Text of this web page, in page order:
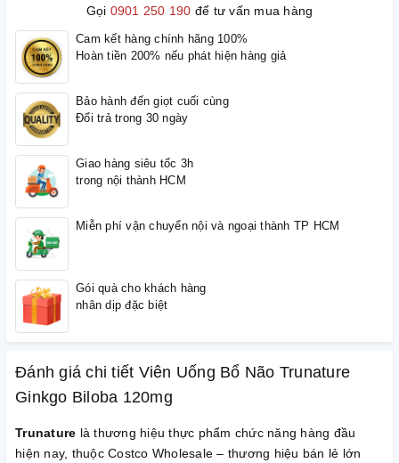
Gọi 0901 250 190 để tư vấn mua hàng
Cam kết hàng chính hãng 100%
Hoàn tiền 200% nếu phát hiện hàng giả
Bảo hành đến giọt cuối cùng
Đổi trả trong 30 ngày
Giao hàng siêu tốc 3h
trong nội thành HCM
Miễn phí vận chuyển nội và ngoại thành TP HCM
Gói quà cho khách hàng
nhân dịp đặc biệt
Đánh giá chi tiết Viên Uống Bổ Não Trunature
Ginkgo Biloba 120mg
Trunature là thương hiệu thực phẩm chức năng hàng đầu
hiện nay, thuộc Costco Wholesale – thương hiệu bán lẻ lớn